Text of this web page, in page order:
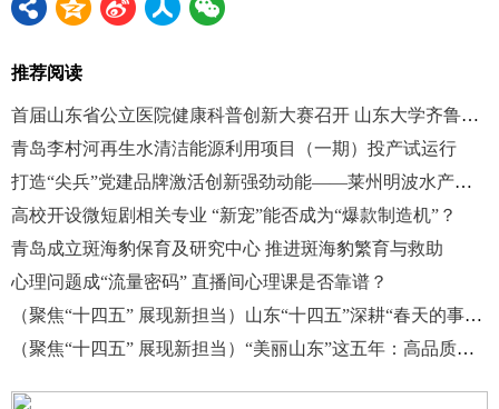
推荐阅读
首届山东省公立医院健康科普创新大赛召开 山东大学齐鲁医院(青岛)获佳绩
青岛李村河再生水清洁能源利用项目（一期）投产试运行
打造“尖兵”党建品牌激活创新强劲动能——莱州明波水产有限公司以党建品牌引领创新发展的实践探索
高校开设微短剧相关专业 “新宠”能否成为“爆款制造机”？
青岛成立斑海豹保育及研究中心 推进斑海豹繁育与救助
心理问题成“流量密码” 直播间心理课是否靠谱？
（聚焦“十四五” 展现新担当）山东“十四五”深耕“春天的事业”
（聚焦“十四五” 展现新担当）“美丽山东”这五年：高品质生态环境从蓝图变实景